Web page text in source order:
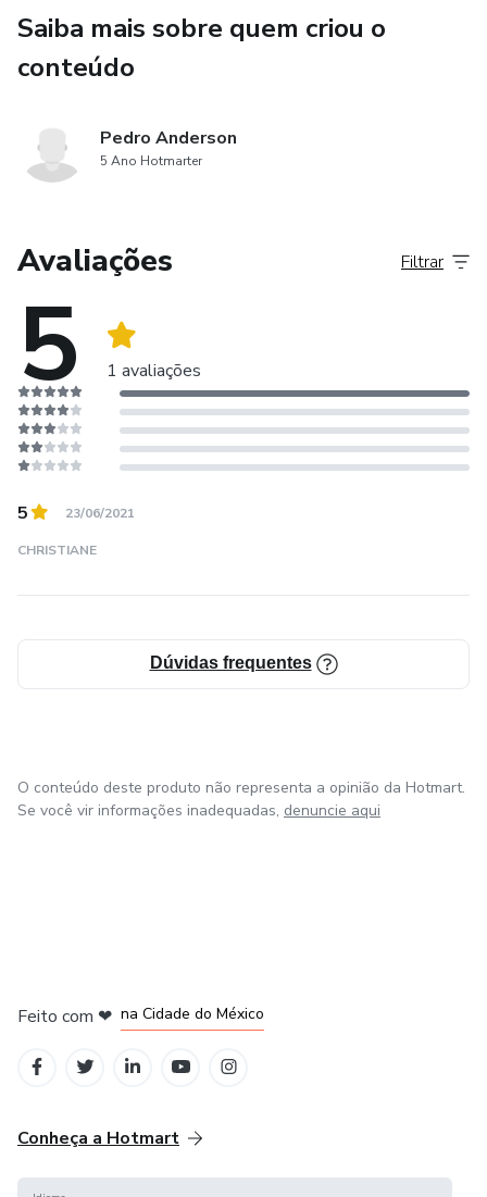
Saiba mais sobre quem criou o
conteúdo
Pedro Anderson
5 Ano Hotmarter
Avaliações
5 1 avaliações
Filtrar
5 23/06/2021
CHRISTIANE
Dúvidas frequentes
O conteúdo deste produto não representa a opinião da Hotmart.
Se você vir informações inadequadas, denuncie aqui
Feito com ❤ na Cidade do México
Conheça a Hotmart